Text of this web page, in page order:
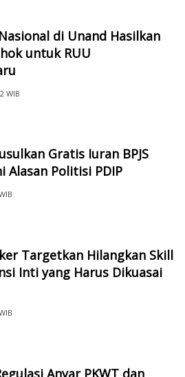
di Unand Hasilkan
untuk RUU
WIB
Gratis Iuran BPJS
Alasan Politisi PDIP
Targetkan Hilangkan Skill
Inti yang Harus Dikuasai
Anyar PKWT dan